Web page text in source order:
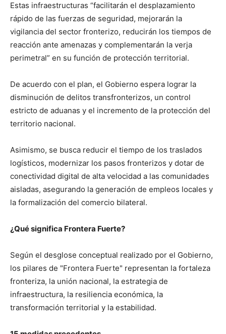
Estas infraestructuras “facilitarán el desplazamiento
rápido de las fuerzas de seguridad, mejorarán la
vigilancia del sector fronterizo, reducirán los tiempos de
reacción ante amenazas y complementarán la verja
perimetral” en su función de protección territorial.
De acuerdo con el plan, el Gobierno espera lograr la
disminución de delitos transfronterizos, un control
estricto de aduanas y el incremento de la protección del
territorio nacional.
Asimismo, se busca reducir el tiempo de los traslados
logísticos, modernizar los pasos fronterizos y dotar de
conectividad digital de alta velocidad a las comunidades
aisladas, asegurando la generación de empleos locales y
la formalización del comercio bilateral.
¿Qué significa Frontera Fuerte?
Según el desglose conceptual realizado por el Gobierno,
los pilares de "Frontera Fuerte" representan la fortaleza
fronteriza, la unión nacional, la estrategia de
infraestructura, la resiliencia económica, la
transformación territorial y la estabilidad.